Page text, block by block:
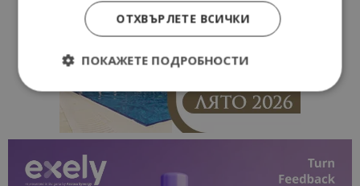
ОТХВЪРЛЕТЕ ВСИЧКИ
ПОКАЖЕТЕ ПОДРОБНОСТИ
Строго необходимо
Строго необходимите бисквитки позволяват